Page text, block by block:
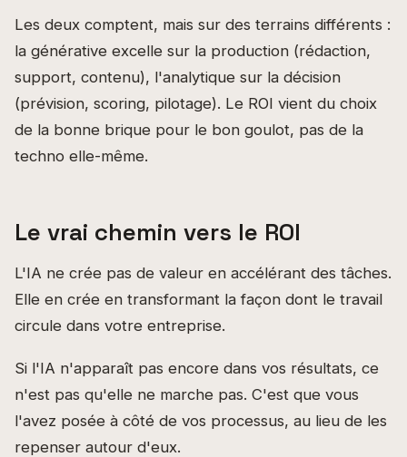
Les deux comptent, mais sur des terrains différents :
la générative excelle sur la production (rédaction,
support, contenu), l'analytique sur la décision
(prévision, scoring, pilotage). Le ROI vient du choix
de la bonne brique pour le bon goulot, pas de la
techno elle-même.
Le vrai chemin vers le ROI
L'IA ne crée pas de valeur en accélérant des tâches.
Elle en crée en transformant la façon dont le travail
circule dans votre entreprise.
Si l'IA n'apparaît pas encore dans vos résultats, ce
n'est pas qu'elle ne marche pas. C'est que vous
l'avez posée à côté de vos processus, au lieu de les
repenser autour d'eux.